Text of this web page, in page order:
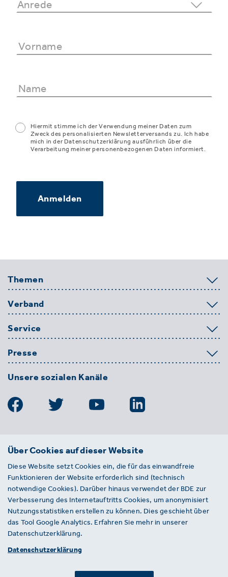
Hiermit stimme ich der Verwendung meiner Daten zum
Zweck des personalisierten Newsletterversands zu. Ich habe
mich in der Datenschutzerklärung ausführlich über die
Verarbeitung meiner personenbezogenen Daten informiert.
Anmelden
Themen
Verband
Service
Presse
Unsere sozialen Kanäle
BDE
Entsorgungs-, Wasser- und
Kreislaufwirtschaft e. V.
Von-der-Heydt-Straße 2
D 10785 Berlin
Sie haben einen Fehler auf unserer Website
gefunden? Ihnen ist ein defekter Link
aufgefallen? Wir freuen uns über Ihren
Über Cookies auf dieser Website
Diese Website setzt Cookies ein, die für das einwandfreie
Funktionieren der Website erforderlich sind (technisch
notwendige Cookies). Darüber hinaus verwendet der BDE zur
Verbesserung des Internetauftritts Cookies, um anonymisiert
Nutzungsstatistiken erstellen zu können. Dies geschieht über
das Tool Google Analytics. Erfahren Sie mehr in unserer
Datenschutzerklärung.
Datenschutzerklärung